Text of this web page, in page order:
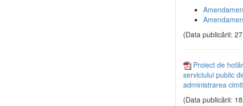
(Data publicării:
Proiect de
serviciului public
administrarea
(Data publicării: